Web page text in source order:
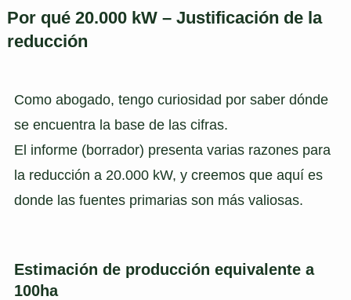
Por qué 20.000 kW – Justificación de la
reducción
Como abogado, tengo curiosidad por saber dónde
se encuentra la base de las cifras.
El informe (borrador) presenta varias razones para
la reducción a 20.000 kW, y creemos que aquí es
donde las fuentes primarias son más valiosas.
Estimación de producción equivalente a
100ha